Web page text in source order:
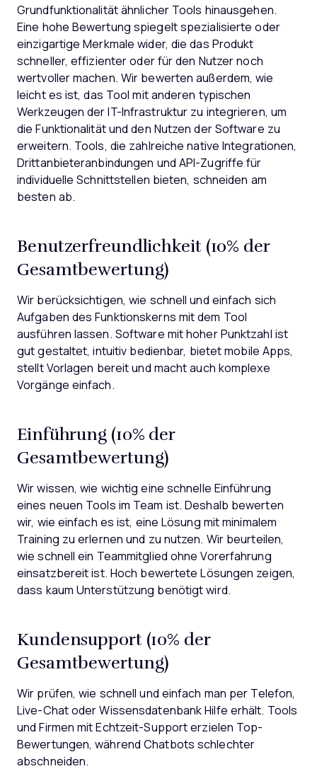
Grundfunktionalität ähnlicher Tools hinausgehen.
Eine hohe Bewertung spiegelt spezialisierte oder
einzigartige Merkmale wider, die das Produkt
schneller, effizienter oder für den Nutzer noch
wertvoller machen. Wir bewerten außerdem, wie
leicht es ist, das Tool mit anderen typischen
Werkzeugen der IT-Infrastruktur zu integrieren, um
die Funktionalität und den Nutzen der Software zu
erweitern. Tools, die zahlreiche native Integrationen,
Drittanbieteranbindungen und API-Zugriffe für
individuelle Schnittstellen bieten, schneiden am
besten ab.
Benutzerfreundlichkeit (10% der
Gesamtbewertung)
Wir berücksichtigen, wie schnell und einfach sich
Aufgaben des Funktionskerns mit dem Tool
ausführen lassen. Software mit hoher Punktzahl ist
gut gestaltet, intuitiv bedienbar, bietet mobile Apps,
stellt Vorlagen bereit und macht auch komplexe
Vorgänge einfach.
Einführung (10% der
Gesamtbewertung)
Wir wissen, wie wichtig eine schnelle Einführung
eines neuen Tools im Team ist. Deshalb bewerten
wir, wie einfach es ist, eine Lösung mit minimalem
Training zu erlernen und zu nutzen. Wir beurteilen,
wie schnell ein Teammitglied ohne Vorerfahrung
einsatzbereit ist. Hoch bewertete Lösungen zeigen,
dass kaum Unterstützung benötigt wird.
Kundensupport (10% der
Gesamtbewertung)
Wir prüfen, wie schnell und einfach man per Telefon,
Live-Chat oder Wissensdatenbank Hilfe erhält. Tools
und Firmen mit Echtzeit-Support erzielen Top-
Bewertungen, während Chatbots schlechter
abschneiden.